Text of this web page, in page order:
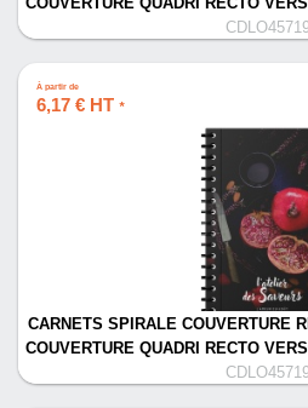
COUVERTURE QUADRI RECTO
À partir de
6,17 € HT *
CARNETS SPIRALE COUVERTURE
COUVERTURE QUADRI RECTO